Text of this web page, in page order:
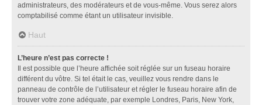
administrateurs, des modérateurs et de vous-même. Vous serez alors
comptabilisé comme étant un utilisateur invisible.
Haut
L’heure n’est pas correcte !
Il est possible que l’heure affichée soit réglée sur un fuseau horaire
différent du vôtre. Si tel était le cas, veuillez vous rendre dans le
panneau de contrôle de l’utilisateur et régler le fuseau horaire afin de
trouver votre zone adéquate, par exemple Londres, Paris, New York,